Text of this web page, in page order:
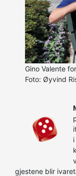
Gino Valente
Foto: Øyvind
gjestene blir